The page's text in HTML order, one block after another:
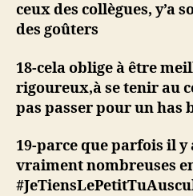
ceux des collègues, y’a
des goûters
18-cela oblige à être
rigoureux,à se tenir au
pas passer pour un has
19-parce que parfois il y
vraiment nombreuses